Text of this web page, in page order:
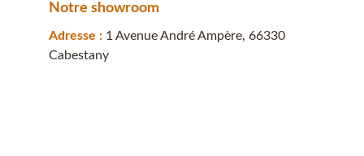
Adresse : 1 Avenue André Ampère, 66330
Cabestany
Notre showroom